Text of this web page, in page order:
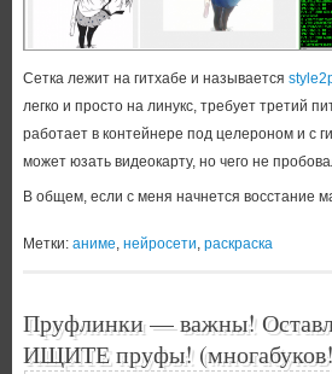
Сетка лежит на гитхабе и называется
легко и просто на линукс, требует третий
работает в контейнере под целероном и с
может юзать видеокарту, но чего не
В общем, если с меня начнется восстание
Метки: аниме, нейросети, раскраска
Пруфлинки — важны!
ИЩИТЕ пруфы!